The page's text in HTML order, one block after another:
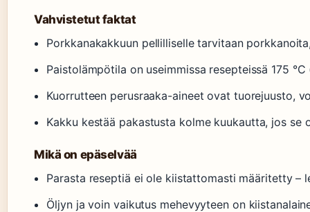
Vahvistetut faktat
Porkkanakakkuun pellilliselle tarvitaan
Paistolämpötila on useimmissa resepteissä 175 °C
Kuorrutteen perusraaka-aineet ovat tuorejuusto,
Kakku kestää pakastusta kolme kuukautta, jos
Mikä on epäselvää
Parasta reseptiä ei ole kiistattomasti määritetty –
Öljyn ja voin vaikutus mehevyyteen on